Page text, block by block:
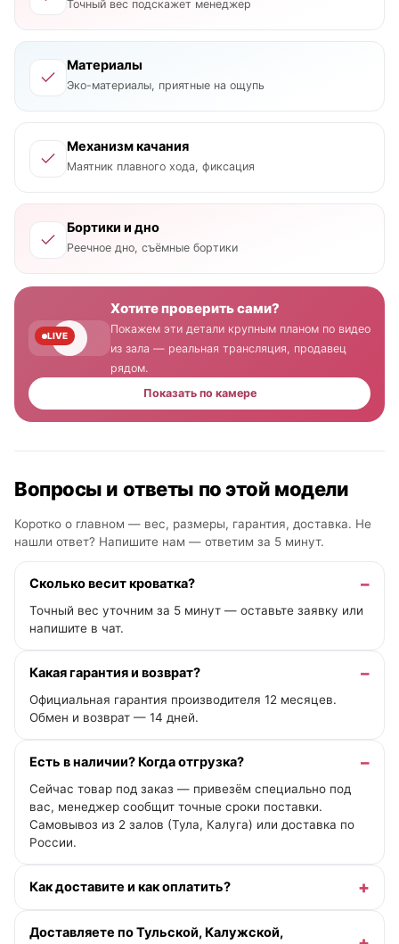
Точный вес подскажет менеджер
Материалы
Эко-материалы, приятные на ощупь
Механизм качания
Маятник плавного хода, фиксация
Бортики и дно
Реечное дно, съёмные бортики
LIVE
Хотите проверить сами?
Покажем эти детали крупным планом по видео
из зала — реальная трансляция, продавец
рядом.
Показать по камере
Вопросы и ответы по этой модели
Коротко о главном — вес, размеры, гарантия, доставка. Не
нашли ответ? Напишите нам — ответим за 5 минут.
Сколько весит кроватка?
Точный вес уточним за 5 минут — оставьте заявку или
напишите в чат.
Какая гарантия и возврат?
Официальная гарантия производителя 12 месяцев.
Обмен и возврат — 14 дней.
Есть в наличии? Когда отгрузка?
Сейчас товар под заказ — привезём специально под
вас, менеджер сообщит точные сроки поставки.
Самовывоз из 2 залов (Тула, Калуга) или доставка по
России.
Как доставите и как оплатить?
Доставляете по Тульской, Калужской,